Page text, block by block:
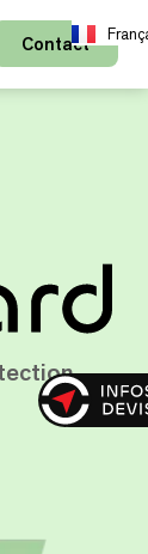
Contact